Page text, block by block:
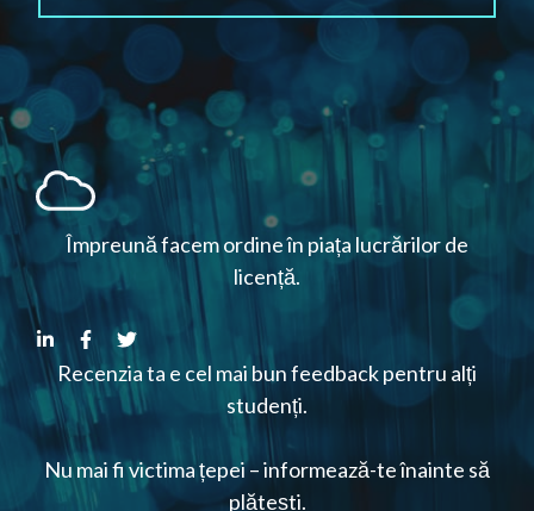
Împreună facem ordine în piața lucrărilor de
licență.
Recenzia ta e cel mai bun feedback pentru alți
studenți.
Nu mai fi victima țepei – informează-te înainte să
plătești.